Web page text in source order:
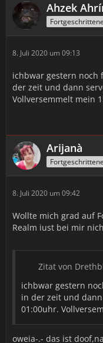
Ahzek
8. Juli 2020 um 09:13
ichbwar gestern noch
der zeit und dann
Vollversemmelt mein
Arijanà
8. Juli 2020 um 09:42
Wollte mich grad auf
Realm iust bei mir
Zitat von
ichbwar gestern
in der zeit und
01:00uhr.
oweia-.- das ist